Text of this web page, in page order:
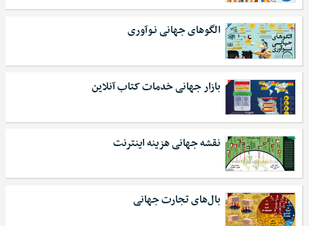
الگوهای جهانی نـوآوری
بازار جهانی خدمات کتاب آنلاین
نقشه جهانی هزینه اینترنت
بال‌های تجارت جهانی